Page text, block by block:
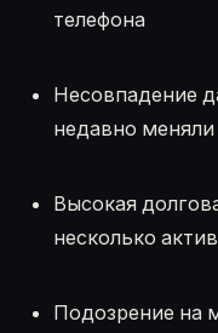
телефона
Несовпадение
недавно меняли
Высокая
несколько
Подозрение на